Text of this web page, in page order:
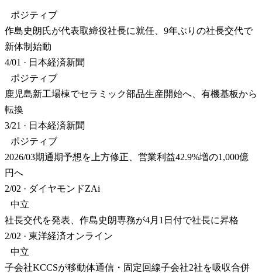
ポジティブ
作島史朗氏が代表取締役社長に就任、9年ぶりの社長交代で
新体制始動
4/01 · 日本経済新聞
ポジティブ
鹿児島新工場棟でセラミック部品生産開始へ、有機基板から
転換
3/21 · 日本経済新聞
ポジティブ
2026/03期通期予想を上方修正、営業利益42.9%増の1,000億
円へ
2/02 · ダイヤモンドZAi
中立
社長交代を発表、作島史朗専務が4月1日付で社長に昇格
2/02 · 東洋経済オンライン
中立
子会社KCCSが移動体通信・固定回線子会社2社を吸収合併